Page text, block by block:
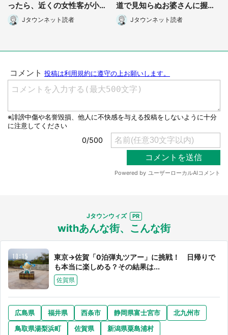
ったら、近くの女性客が小さ
な声で(千葉県・10代女性)
Jタウンネット読者
道で見知らぬお婆さんに握ら
されたもの(山口県・30代女
性)
Jタウンネット読者
Jタウンウィズ
withあんな街、こんな街
東京→佐賀「0泊弾丸ツアー」に挑戦！ 日帰りで
も本当に楽しめる？その結果は...
佐賀県
広島県 福井県 西条市 静岡県富士宮市
北九州市
鳥取県湯梨浜町
佐賀県 新潟県粟島浦村